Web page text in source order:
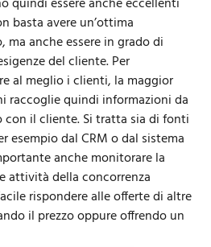
basta avere un’ottima
anche essere in grado di
del cliente. Per
al meglio i clienti, la maggior
raccoglie quindi informazioni da
il cliente. Si tratta sia di fonti
esempio dal CRM o dal sistema
anche monitorare la
attività della concorrenza
rispondere alle offerte di altre
il prezzo oppure offrendo un